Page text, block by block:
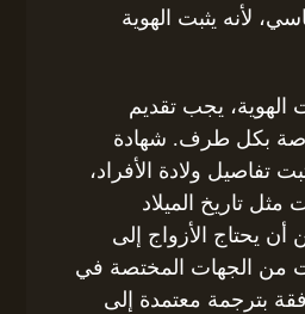
لأنه يثبت الهوية
الهوية، يجب تقديم
بكل طرف. شهادة
تفاصيل ولادة الأفراد،
تاريخ الميلاد
يحتاج الأزواج إلى
من الجهات المختصة في
بترجمة معتمدة إلى